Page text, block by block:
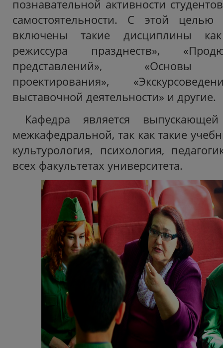
познавательной активности
самостоятельности. С этой
включены такие дисциплины
режиссура празднеств»,
представлений», «Основы
проектирования»,
выставочной деятельности» и другие.
Кафедра является
межкафедральной, так как такие
культурология, психология,
всех факультетах университета.